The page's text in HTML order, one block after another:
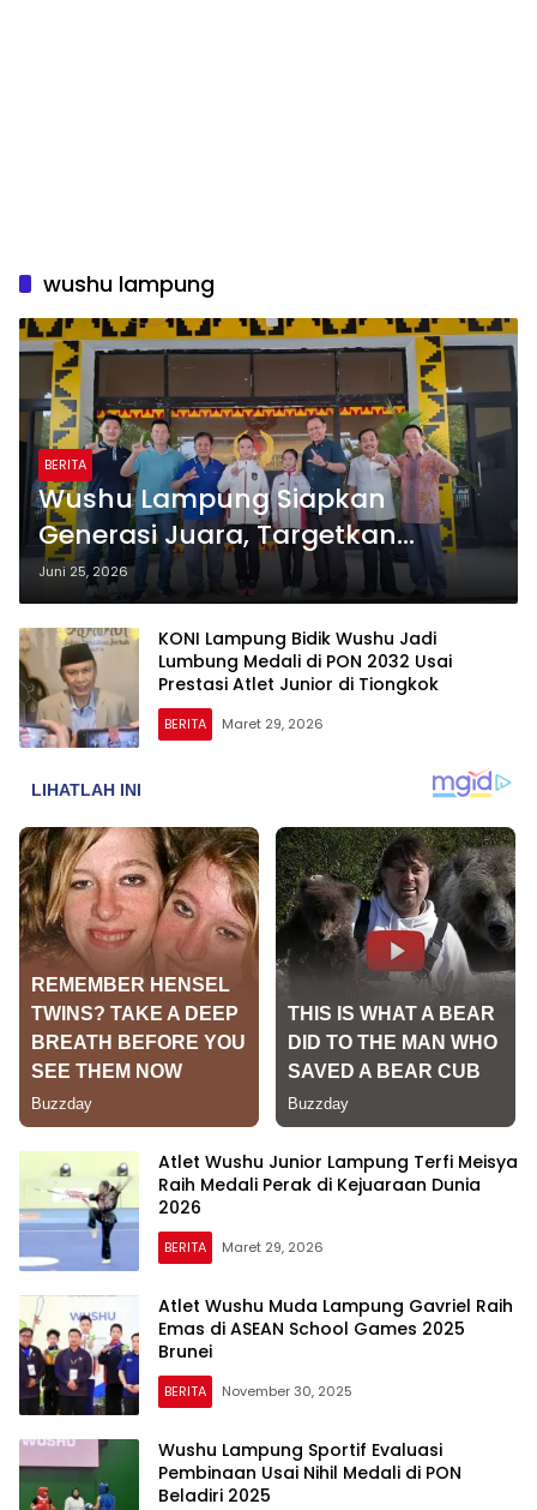
wushu lampung
BERITA
Wushu Lampung Siapkan
Generasi Juara, Targetkan
Prestasi Emas di PON 2028
Juni 25, 2026
KONI Lampung Bidik Wushu Jadi
Lumbung Medali di PON 2032 Usai
Prestasi Atlet Junior di Tiongkok
BERITA Maret 29, 2026
Atlet Wushu Junior Lampung Terfi Meisya
Raih Medali Perak di Kejuaraan Dunia
2026
BERITA Maret 29, 2026
Atlet Wushu Muda Lampung Gavriel Raih
Emas di ASEAN School Games 2025
Brunei
BERITA November 30, 2025
Wushu Lampung Sportif Evaluasi
Pembinaan Usai Nihil Medali di PON
Beladiri 2025